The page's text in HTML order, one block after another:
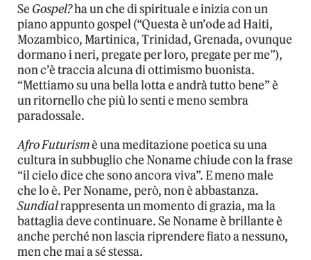
Se Gospel?ha un che di spirituale e inizia con un
piano appunto gospel (“Questa è un’ode ad Haiti,
Mozambico, Martinica, Trinidad, Grenada, ovunque
dormano i neri, pregate per loro, pregate per me”),
non c’è traccia alcuna di ottimismo buonista.
“Mettiamo su una bella lotta e andrà tutto bene” è
un ritornello che più lo senti e meno sembra
paradossale.
Afro Futurismè una meditazione poetica su una
cultura in subbuglio che Noname chiude con la frase
“il cielo dice che sono ancora viva”. E meno male
che lo è. Per Noname, però, non è abbastanza.
Sundialrappresenta un momento di grazia, ma la
battaglia deve continuare. Se Noname è brillante è
anche perché non lascia riprendere fiato a nessuno,
men che mai a sé stessa.